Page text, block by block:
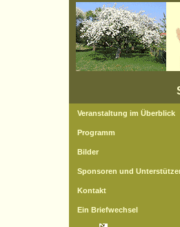
Veranstaltung im Überblick
Programm
Bilder
Sponsoren und
Kontakt
Ein Briefwechsel